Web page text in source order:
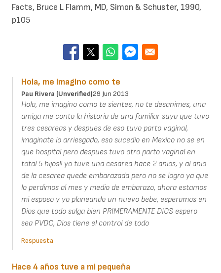
Facts, Bruce L Flamm, MD, Simon & Schuster, 1990,
p105
Hola, me imagino como te
Pau Rivera (unverified)29 Jun 2013
Hola, me imagino como te sientes, no te desanimes, una
amiga me conto la historia de una familiar suya que tuvo
tres cesareas y despues de eso tuvo parto vaginal,
imaginate lo arriesgado, eso sucedio en Mexico no se en
que hospital pero despues tuvo otro parto vaginal en
total 5 hijos!! yo tuve una cesarea hace 2 anios, y al anio
de la cesarea quede embarazada pero no se logro ya que
lo perdimos al mes y medio de embarazo, ahora estamos
mi esposo y yo planeando un nuevo bebe, esperamos en
Dios que todo salga bien PRIMERAMENTE DIOS espero
sea PVDC, Dios tiene el control de todo
Respuesta
Hace 4 años tuve a mi pequeña